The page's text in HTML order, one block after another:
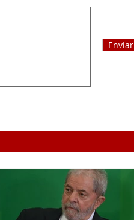
Enviar